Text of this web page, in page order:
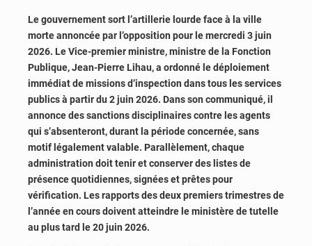
Le gouvernement sort l’artillerie lourde face à la ville
morte annoncée par l’opposition pour le mercredi 3 juin
2026. Le Vice-premier ministre, ministre de la Fonction
Publique, Jean-Pierre Lihau, a ordonné le déploiement
immédiat de missions d’inspection dans tous les services
publics à partir du 2 juin 2026. Dans son communiqué, il
annonce des sanctions disciplinaires contre les agents
qui s’absenteront, durant la période concernée, sans
motif légalement valable. Parallèlement, chaque
administration doit tenir et conserver des listes de
présence quotidiennes, signées et prêtes pour
vérification. Les rapports des deux premiers trimestres de
l’année en cours doivent atteindre le ministère de tutelle
au plus tard le 20 juin 2026.